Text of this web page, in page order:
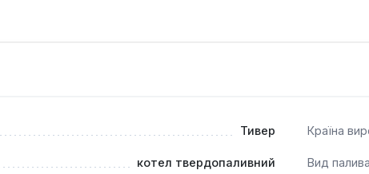
системі управління, цей котел є ефективним та зручним
де важлива точність регулювання та компактність
Тивер Країна
котел твердопаливний Вид палива